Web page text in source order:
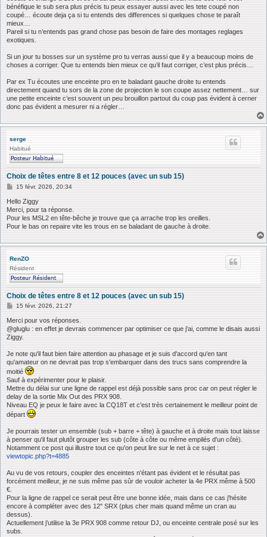
bénéfique le sub sera plus précis tu peux essayer aussi avec les tete coupé non
coupé… écoute deja ça si tu entends des differences si quelques chose te paraît
mieux…
Pareil si tu n’entends pas grand chose pas besoin de faire des montages reglages
exotiques.
Si un jour tu bosses sur un système pro tu verras aussi que il y a beaucoup moins de
choses a corriger. Que tu entends bien mieux ce qu’il faut corriger, c’est plus précis…
Par ex Tu écoutes une enceinte pro en te baladant gauche droite tu entends
directement quand tu sors de la zone de projection le son coupe assez nettement… sur
une petite enceinte c’est souvent un peu brouillon partout du coup pas évident à cerner
donc pas évident a mesurer ni a régler…
serge
Habitué
Choix de têtes entre 8 et 12 pouces (avec un sub 15)
M
s
s
g
e
15 févr. 2026, 20:34
Hello Ziggy
Merci, pour ta réponse.
Pour les MSL2 en tête-bêche je trouve que ça arrache trop les oreilles.
Pour le bas on repaire vite les trous en se baladant de gauche à droite.
RenZO
Résident
Choix de têtes entre 8 et 12 pouces (avec un sub 15)
M
s
s
a
g
15 févr. 2026, 21:27
Merci pour vos réponses.
@gluglu : en effet je devrais commencer par optimiser ce que j'ai, comme le disais aussi
Ziggy.
Je note qu'il faut bien faire attention au phasage et je suis d'accord qu'en tant
qu'amateur on ne devrait pas trop s'embarquer dans des trucs sans comprendre la
moitié
Sauf à expérimenter pour le plaisir.
Mettre du délai sur une ligne de rappel est déjà possible sans proc car on peut régler le
delay de la sortie Mix Out des PRX 908.
Niveau EQ je peux le faire avec la CQ18T et c'est très certainement le meilleur point de
départ
Je pourrais tester un ensemble (sub + barre + tête) à gauche et à droite mais tout laisse
à penser qu'il faut plutôt grouper les sub (côte à côte ou même empilés d'un côté).
Notamment ce post qui illustre tout ce qu'on peut lire sur le net à ce sujet :
viewtopic.php?t=4885
Au vu de vos retours, coupler des enceintes n'étant pas évident et le résultat pas
forcément meilleur, je ne suis même pas sûr de vouloir acheter la 4e PRX même à 500
€.
Pour la ligne de rappel ce serait peut être une bonne idée, mais dans ce cas j'hésite
encore à compléter avec des 12" SRX (plus cher mais quand même un cran au
dessus).
Actuellement j'utilise la 3e PRX 908 comme retour DJ, ou enceinte centrale posé sur les
subs.